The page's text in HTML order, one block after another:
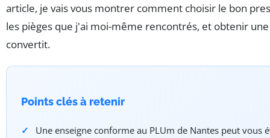
article, je vais vous montrer comment choisir le bon
les pièges que j'ai moi-même rencontrés, et obtenir
convertit.
Points clés à retenir
Une enseigne conforme au PLUm de Nantes peut vous